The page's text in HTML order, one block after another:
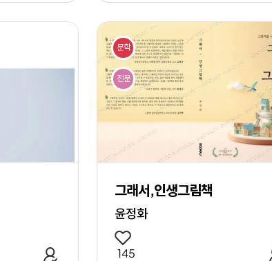
관심 작품 추가
문학
전문
그래서,인생그림책
윤정화
145